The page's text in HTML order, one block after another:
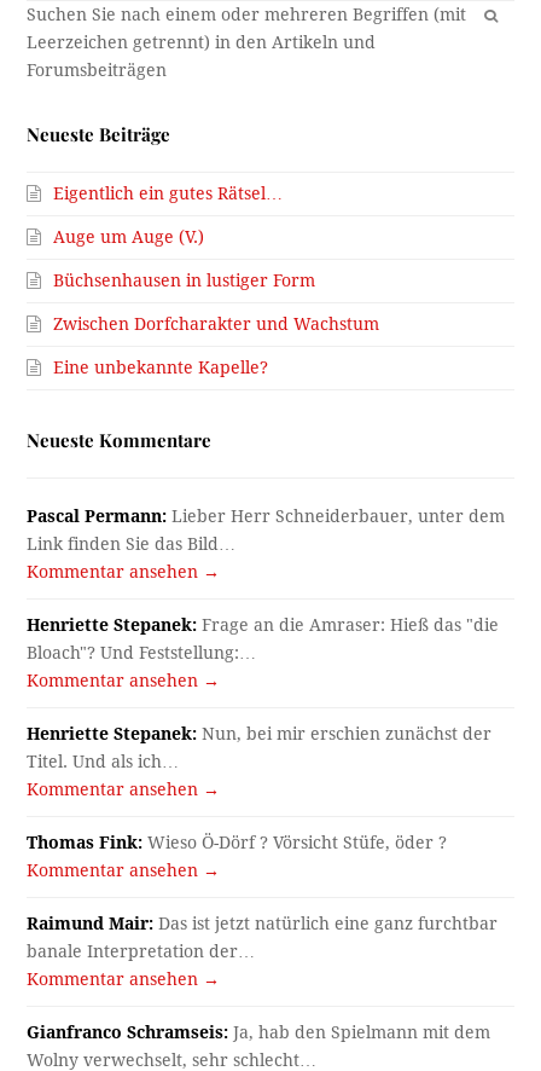
OK
Neueste Beiträge
Eigentlich ein gutes Rätsel…
Auge um Auge (V.)
Büchsenhausen in lustiger Form
Zwischen Dorfcharakter und Wachstum
Eine unbekannte Kapelle?
Neueste Kommentare
Pascal Permann: Lieber Herr Schneiderbauer, unter dem
Link finden Sie das Bild…
Kommentar ansehen →
Henriette Stepanek: Frage an die Amraser: Hieß das "die
Bloach"? Und Feststellung:…
Kommentar ansehen →
Henriette Stepanek: Nun, bei mir erschien zunächst der
Titel. Und als ich…
Kommentar ansehen →
Thomas Fink: Wieso Ö-Dörf ? Vörsicht Stüfe, öder ?
Kommentar ansehen →
Raimund Mair: Das ist jetzt natürlich eine ganz furchtbar
banale Interpretation der…
Kommentar ansehen →
Gianfranco Schramseis: Ja, hab den Spielmann mit dem
Wolny verwechselt, sehr schlecht…